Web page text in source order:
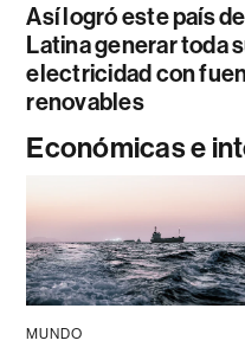
Así logró este país
Latina generar toda
electricidad con
renovables
Económicas e
MUNDO